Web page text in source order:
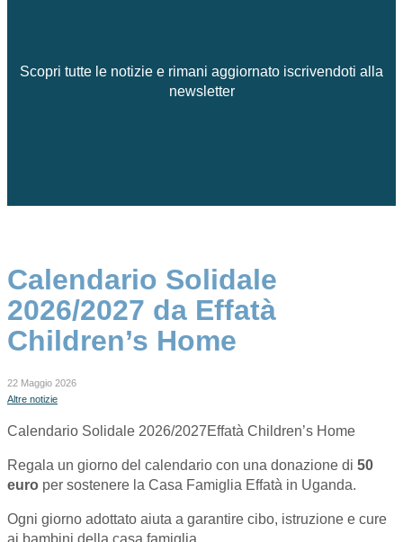
Scopri tutte le notizie e rimani aggiornato iscrivendoti alla
newsletter
Calendario Solidale
2026/2027 da Effatà
Children’s Home
22 Maggio 2026
Altre notizie
Calendario Solidale 2026/2027Effatà Children’s Home
Regala un giorno del calendario con una donazione di 50
euro per sostenere la Casa Famiglia Effatà in Uganda.
Ogni giorno adottato aiuta a garantire cibo, istruzione e cure